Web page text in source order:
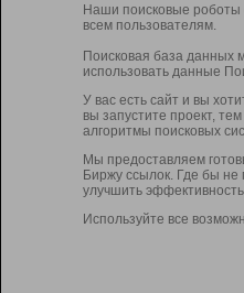
Наши поисковые роботы
всем пользователям.
Поисковая база данных
использовать данные
У вас есть сайт и вы
вы запустите проект,
алгоритмы поисковых
Мы предоставляем
Биржу ссылок. Где бы не
улучшить
Используйте все